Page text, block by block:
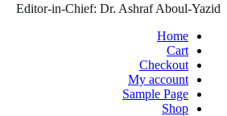
Editor-in-Chief: Dr. Ashraf Aboul-Yazid
Home
Cart
Checkout
My account
Sample Page
Shop